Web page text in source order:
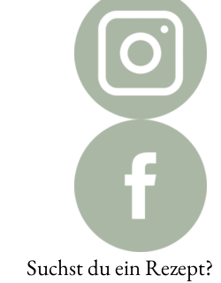
Suchst du ein Rezept?